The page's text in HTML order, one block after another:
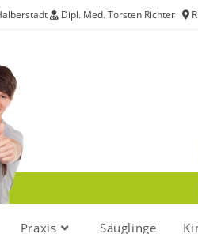
Dipl. Med. Torsten Richter
Praxis Säuglinge